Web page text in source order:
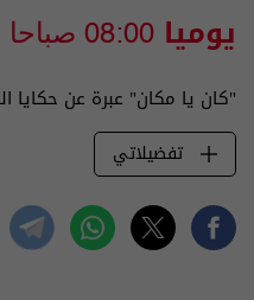
يوميا 08:00 صباحا
"كان يا مكان" عبرة عن حكايا
تفضيلاتي